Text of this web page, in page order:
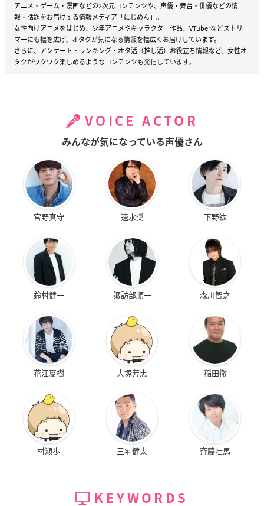
アニメ・ゲーム・漫画などの2次元コンテンツや、声優・舞台・俳優などの情
報・話題をお届けする情報メディア「にじめん」。
女性向けアニメをはじめ、少年アニメやキャラクター作品、VTuberなどストリー
マーにも幅を広げ、オタクが気になる情報を幅広くお届けしています。
さらに、アンケート・ランキング・オタ活（推し活）お役立ち情報など、女性オ
タクがワクワク楽しめるようなコンテンツも発信しています。
VOICE ACTOR
みんなが気になっている声優さん
宮野真守 速水奨 下野紘
鈴村健一 諏訪部順一 森川智之
花江夏樹 大塚芳忠 稲田徹
村瀬歩 三宅健太 斉藤壮馬
KEYWORDS